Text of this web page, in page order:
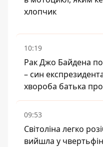
хлопчик
10:19
Рак Джо Байдена
– син
хвороба батька
09:53
Світоліна легко
вийшла у